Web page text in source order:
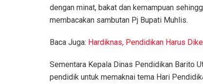
dengan minat, bakat dan kemampuan
membacakan sambutan Pj Bupati Muhlis.
Baca Juga: Hardiknas, Pendidikan Harus
Sementara Kepala Dinas Pendidikan Barito
pendidik untuk memaknai tema Hari